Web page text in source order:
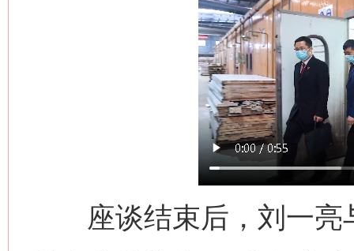
座谈结束后，刘一亮